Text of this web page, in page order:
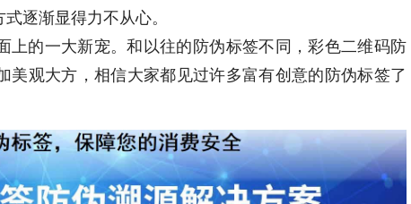
逐渐显得力不从心。
上的一大新宠。和以往的防伪标签不同，彩色二维码防
观大方，相信大家都见过许多富有创意的防伪标签了